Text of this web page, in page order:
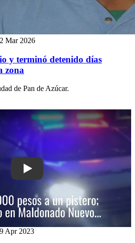
Mar 2026
y terminó detenido días
zona
de Pan de Azúcar.
Play: Rapiñaron $ 20.000 pesos a un
Apr 2023